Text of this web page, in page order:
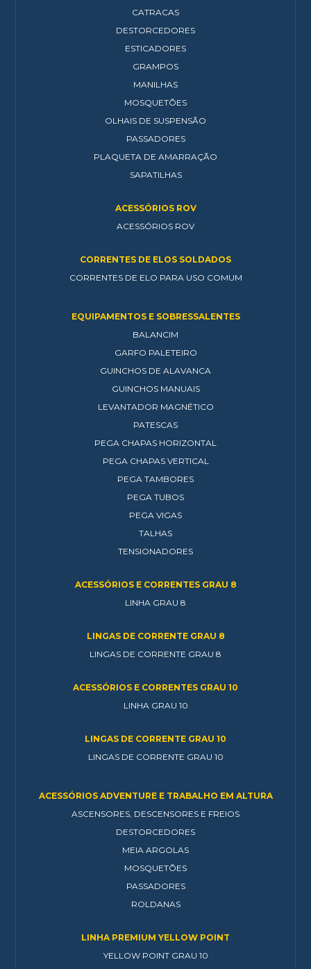
CATRACAS
DESTORCEDORES
ESTICADORES
GRAMPOS
MANILHAS
MOSQUETÕES
OLHAIS DE SUSPENSÃO
PASSADORES
PLAQUETA DE AMARRAÇÃO
SAPATILHAS
ACESSÓRIOS ROV
ACESSÓRIOS ROV
CORRENTES DE ELOS SOLDADOS
CORRENTES DE ELO PARA USO COMUM
EQUIPAMENTOS E SOBRESSALENTES
BALANCIM
GARFO PALETEIRO
GUINCHOS DE ALAVANCA
GUINCHOS MANUAIS
LEVANTADOR MAGNÉTICO
PATESCAS
PEGA CHAPAS HORIZONTAL
PEGA CHAPAS VERTICAL
PEGA TAMBORES
PEGA TUBOS
PEGA VIGAS
TALHAS
TENSIONADORES
ACESSÓRIOS E CORRENTES GRAU 8
LINHA GRAU 8
LINGAS DE CORRENTE GRAU 8
LINGAS DE CORRENTE GRAU 8
ACESSÓRIOS E CORRENTES GRAU 10
LINHA GRAU 10
LINGAS DE CORRENTE GRAU 10
LINGAS DE CORRENTE GRAU 10
ACESSÓRIOS ADVENTURE E TRABALHO EM ALTURA
ASCENSORES, DESCENSORES E FREIOS
DESTORCEDORES
MEIA ARGOLAS
MOSQUETÕES
PASSADORES
ROLDANAS
LINHA PREMIUM YELLOW POINT
YELLOW POINT GRAU 10